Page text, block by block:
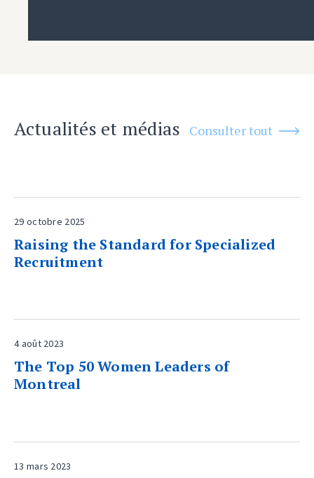
Actualités et médias Consulter tout
29 octobre 2025
Raising the Standard for Specialized
Recruitment
4 août 2023
The Top 50 Women Leaders of
Montreal
13 mars 2023